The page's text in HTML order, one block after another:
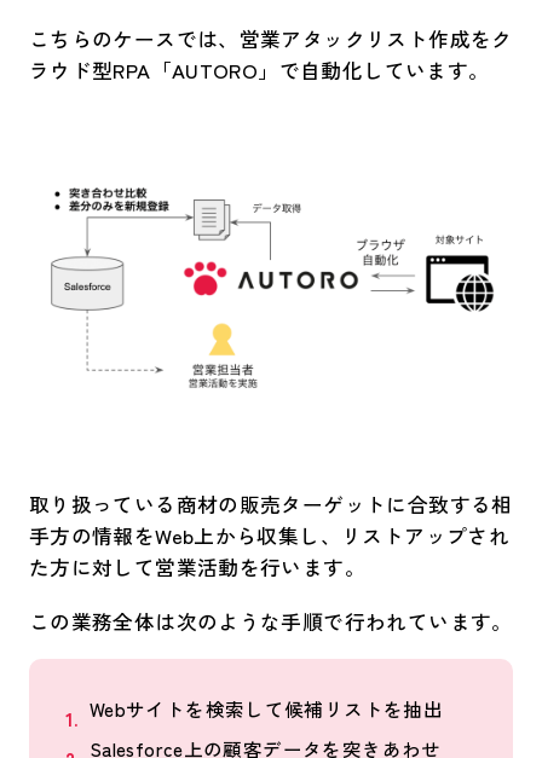
こちらのケースでは、営業アタックリスト作成をク
ラウド型RPA「AUTORO」で自動化しています。
取り扱っている商材の販売ターゲットに合致する相
手方の情報をWeb上から収集し、リストアップされ
た方に対して営業活動を行います。
この業務全体は次のような手順で行われています。
Webサイトを検索して候補リストを抽出
Salesforce上の顧客データを突きあわせ